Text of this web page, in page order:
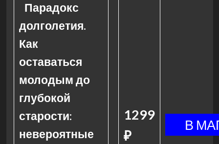
Парадокс
долголетия.
Как
оставаться
молодым до
глубокой
старости:
невероятные
1299
₽